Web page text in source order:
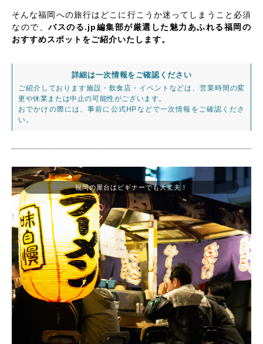
そんな福岡への旅行はどこに行こうか迷ってしまうこと必須
なので、バスのる.jp編集部が厳選した魅力あふれる福岡の
おすすめスポットをご紹介いたします。
詳細は一次情報をご確認ください
ご紹介しております施設・飲食店・イベントなどは、営業時間の変
更や休業または中止の可能性がございます。
おでかけの際には、事前に公式HPなどで一次情報をご確認くださ
い。
福岡の屋台はビギナーでも大丈夫！